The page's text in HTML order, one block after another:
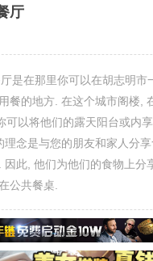
厅
是在那里你可以在胡志明市
餐的地方. 在这个城市阁楼,
可以将他们的露天阳台或内
理念是与您的朋友和家人分
因此, 他们为他们的食物上分
公共餐桌.